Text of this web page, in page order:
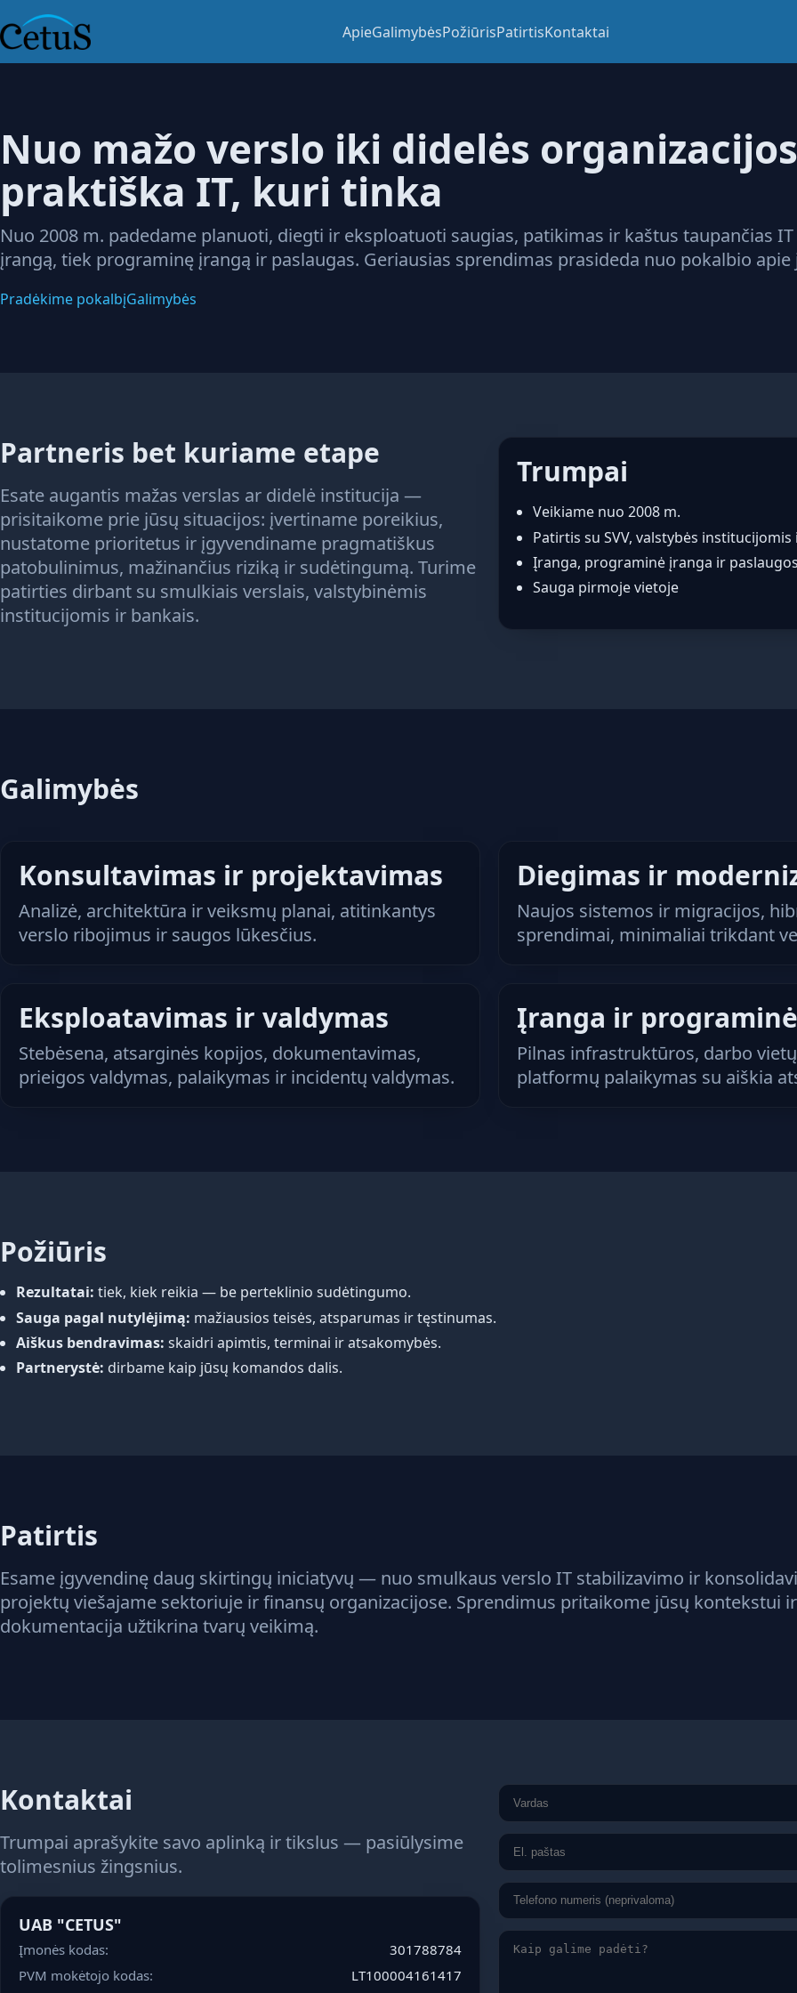
ApieGalimybėsPožiūrisPatirtisKontaktai
Nuo mažo verslo iki didelės
praktiška IT, kuri tinka
Nuo 2008 m. padedame planuoti, diegti ir eksploatuoti saugias, patikimas ir kaštus taupančias
įrangą, tiek programinę įrangą ir paslaugas. Geriausias sprendimas prasideda nuo pokalbio
Pradėkime pokalbįGalimybės
Partneris bet kuriame etape
Esate augantis mažas verslas ar didelė institucija —
prisitaikome prie jūsų situacijos: įvertiname poreikius,
nustatome prioritetus ir įgyvendiname pragmatiškus
patobulinimus, mažinančius riziką ir sudėtingumą. Turime
patirties dirbant su smulkiais verslais, valstybinėmis
institucijomis ir bankais.
Trumpai
Veikiame nuo 2008 m.
Patirtis su SVV, valstybės institucijomis
Įranga, programinė įranga ir paslaugos
Sauga pirmoje vietoje
Galimybės
Konsultavimas ir projektavimas
Analizė, architektūra ir veiksmų planai, atitinkantys
verslo ribojimus ir saugos lūkesčius.
Diegimas ir
Naujos sistemos ir migracijos,
sprendimai, minimaliai trikdant
Eksploatavimas ir valdymas
Stebėsena, atsarginės kopijos, dokumentavimas,
prieigos valdymas, palaikymas ir incidentų valdymas.
Įranga ir
Pilnas infrastruktūros, darbo
platformų palaikymas su aiškia
Požiūris
Rezultatai: tiek, kiek reikia — be perteklinio sudėtingumo.
Sauga pagal nutylėjimą: mažiausios teisės, atsparumas ir tęstinumas.
Aiškus bendravimas: skaidri apimtis, terminai ir atsakomybės.
Partnerystė: dirbame kaip jūsų komandos dalis.
Patirtis
Esame įgyvendinę daug skirtingų iniciatyvų — nuo smulkaus verslo IT stabilizavimo ir
projektų viešajame sektoriuje ir finansų organizacijose. Sprendimus pritaikome jūsų kontekstui
dokumentacija užtikrina tvarų veikimą.
Kontaktai
Trumpai aprašykite savo aplinką ir tikslus — pasiūlysime
tolimesnius žingsnius.
UAB "CETUS"
Įmonės kodas:
301788784
PVM mokėtojo kodas:
LT100004161417